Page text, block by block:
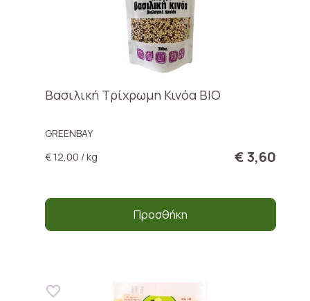
Βασιλική Τρίχρωμη Κινόα ΒΙΟ
GREENBAY
€ 12,00 / kg
€ 3,60
Προσθήκη